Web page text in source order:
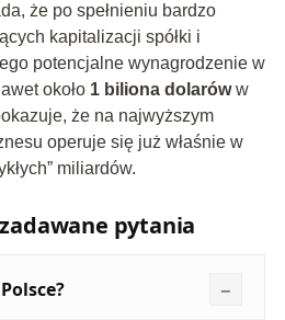
że po spełnieniu bardzo
kapitalizacji spółki i
potencjalne wynagrodzenie w
około 1 biliona dolaróww
że na najwyższym
operuje się już właśnie w
miliardów.
pytania